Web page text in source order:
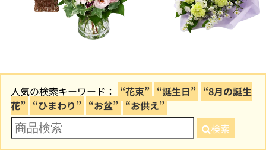
人気の検索キーワード： “花束” “誕生日” “8月の誕生
花” “ひまわり” “お盆” “お供え”